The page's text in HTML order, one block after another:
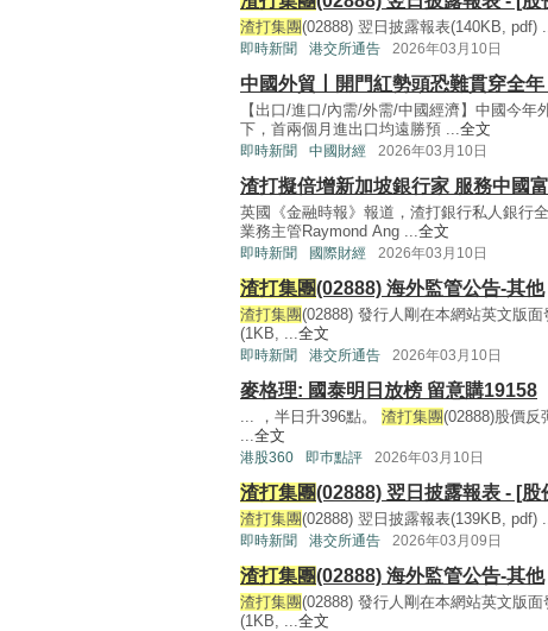
渣打集團(02888) 翌日披露報表(140KB, pdf)
即時新聞 港交所通告 2026年03月10日
中國外貿丨開門紅勢頭恐難貫穿全
【出口/進口/內需/外需/中國經濟】中國今
下，首兩個月進出口均遠勝預 ...全文
即時新聞 中國財經 2026年03月10日
渣打擬倍增新加坡銀行家 服務中國
英國《金融時報》報道，渣打銀行私人銀行
業務主管Raymond Ang ...全文
即時新聞 國際財經 2026年03月10日
渣打集團(02888) 海外監管公告-其他
渣打集團(02888) 發行人剛在本網站英文版
(1KB, ...全文
即時新聞 港交所通告 2026年03月10日
麥格理: 國泰明日放榜 留意購19158
... ，半日升396點。 渣打集團(02888)股價反
...全文
港股360 即巿點評 2026年03月10日
渣打集團(02888) 翌日披露報表 - [股
渣打集團(02888) 翌日披露報表(139KB, pdf)
即時新聞 港交所通告 2026年03月09日
渣打集團(02888) 海外監管公告-其他
渣打集團(02888) 發行人剛在本網站英文版
(1KB, ...全文